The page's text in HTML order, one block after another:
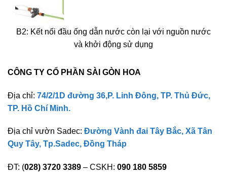
B2: Kết nối đầu ống dẫn nước còn lại với nguồn nước
và khởi động sử dụng
CÔNG TY CỔ PHẦN SÀI GÒN HOA
Địa chỉ: 74/2/1D đường 36,P. Linh Đông, TP. Thủ Đức,
TP. Hồ Chí Minh.
Địa chỉ vườn Sadec: Đường Vành đai Tây Bắc, Xã Tân
Quy Tây, Tp.Sadec, Đồng Tháp
ĐT: (028) 3720 3389 – CSKH: 090 180 5859